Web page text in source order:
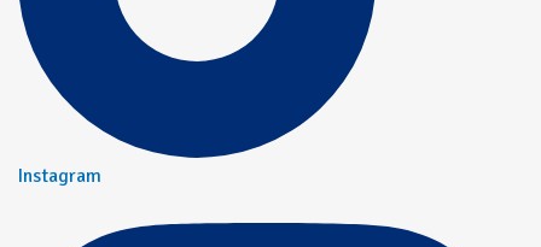
Instagram